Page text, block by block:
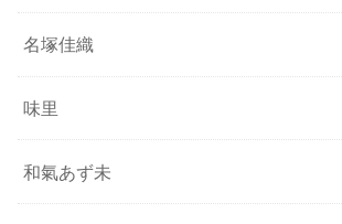
名塚佳織
味里
和氣あず未